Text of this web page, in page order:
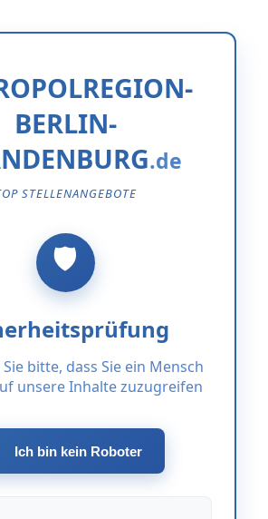
BERLIN-
STELLENANGEBOTE
bitte, dass Sie ein Mensch
unsere Inhalte zuzugreifen
Ich bin kein Roboter